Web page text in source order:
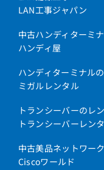
LAN工事ジャパン
中古ハンディターミ
ハンディ屋
ハンディターミナル
ミガルレンタル
トランシーバーのレ
トランシーバーレン
中古美品ネットワー
Ciscoワールド